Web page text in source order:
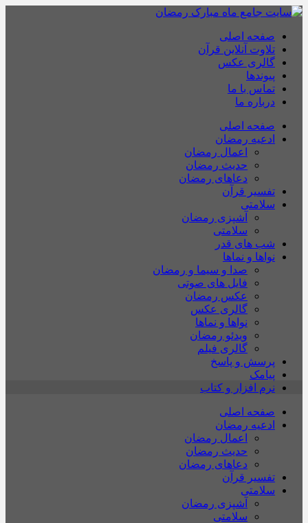
صفحه اصلی
تلاوت آنلاین قرآن
گالری عکس
پیوندها
تماس با ما
درباره ما
صفحه اصلی
ادعیه رمضان
اعمال رمضان
حدیث رمضان
دعاهای رمضان
تفسیر قرآن
سلامتی
آشپزی رمضان
سلامتی
شب های قدر
نواها و نماها
صدا و سیما و رمضان
فایل های صوتی
عکس رمضان
گالری عکس
نواها و نماها
ویدئو رمضان
گالری فیلم
پرسش و پاسخ
پیامک
نرم افزار و کتاب
صفحه اصلی
ادعیه رمضان
اعمال رمضان
حدیث رمضان
دعاهای رمضان
تفسیر قرآن
سلامتی
آشپزی رمضان
سلامتی